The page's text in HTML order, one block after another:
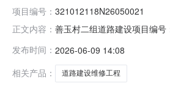
项目编号： 321012118N26050021
正文内容： 善玉村二组道路建设项目编
会研究决定建设，所需资金
发布时间： 2026-06-09 14:08
相关产品：
道路建设维修工程